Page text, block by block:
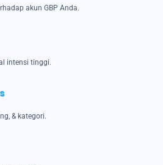
akun GBP Anda.
intensi tinggi.
& kategori.